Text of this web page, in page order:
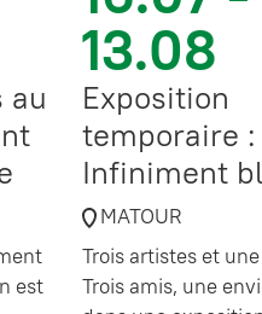
au
est
13.08
Exposition
temporaire :
Infiniment
MATOUR
Trois artistes et
Trois amis, une